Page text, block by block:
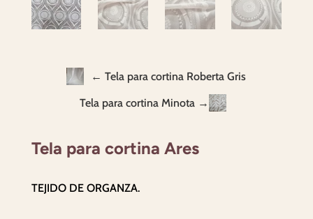
← Tela para cortina Roberta Gris
Tela para cortina Minota →
Tela para cortina Ares
TEJIDO DE ORGANZA.